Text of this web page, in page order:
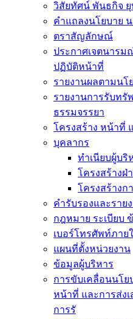
วิสัยทัศน์ พันธกิจ
คำแถลงนโยบาย
ตราสัญลักษณ์
ประกาศเจตนารม
ปฏิบัติหน้าที่
รายงานผลตามนโ
รายงานการรับท
ธรรมจรรยา
โครงสร้าง หน้าที่
บุคลากร
ทำเนียบผู้บริ
โครงสร้าง
โครงสร้างก
คำรับรองและราย
กฎหมาย ระเบียบ
เบอร์โทรศัพท์ภาย
แผนที่ตั้งหน่วยงาน
ข้อมูลผู้บริหาร
การขับเคลื่อนนโย
หน้าที่ และการส่ง
การรั